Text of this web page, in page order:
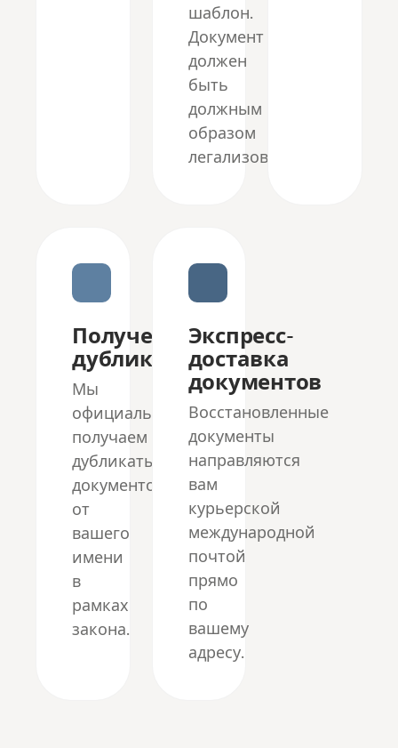
шаблон.
Документ
должен
быть
должным
образом
легализован.
Получение
дубликатов
Мы
официально
получаем
дубликаты
документов
от
вашего
имени
в
рамках
закона.
Экспресс-
доставка
документов
Восстановленные
документы
направляются
вам
курьерской
международной
почтой
прямо
по
вашему
адресу.